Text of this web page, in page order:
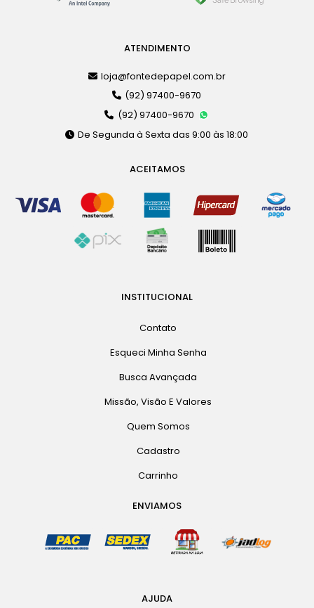
ATENDIMENTO
loja@fontedepapel.com.br
(92) 97400-9670
(92) 97400-9670
De Segunda à Sexta das 9:00 às 18:00
ACEITAMOS
INSTITUCIONAL
Contato
Esqueci Minha Senha
Busca Avançada
Missão, Visão E Valores
Quem Somos
Cadastro
Carrinho
ENVIAMOS
AJUDA